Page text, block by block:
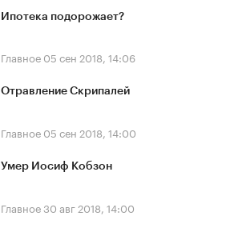
Ипотека подорожает?
Главное 05 сен 2018, 14:06
Отравление Скрипалей
Главное 05 сен 2018, 14:00
Умер Иосиф Кобзон
Главное30 авг 2018, 14:00